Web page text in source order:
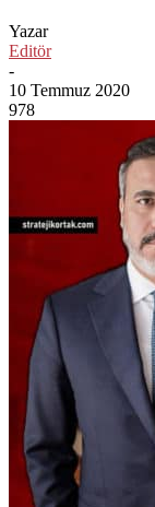
Yazar
Editör
-
10 Temmuz 2020
978